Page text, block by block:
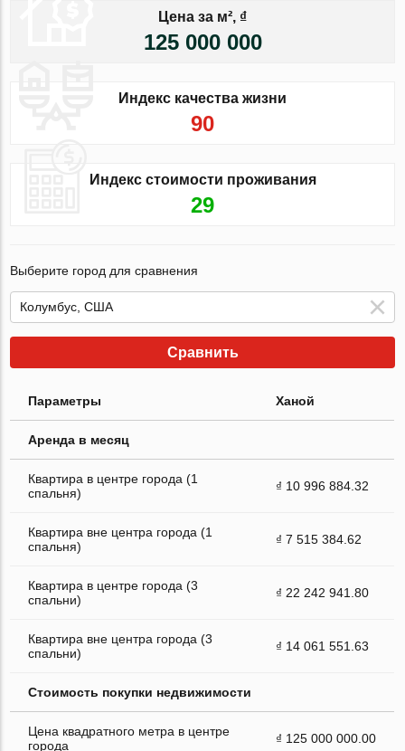
Цена за м², ₫
125 000 000
Индекс качества жизни
90
Индекс стоимости проживания
29
Выберите город для сравнения
Сравнить
Параметры Ханой
Аренда в месяц
Квартира в центре города (1
спальня)
₫ 10 996 884.32
Квартира вне центра города (1
спальня)
₫ 7 515 384.62
Квартира в центре города (3
спальни)
₫ 22 242 941.80
Квартира вне центра города (3
спальни)
₫ 14 061 551.63
Стоимость покупки недвижимости
Цена квадратного метра в центре
города
₫ 125 000 000.00